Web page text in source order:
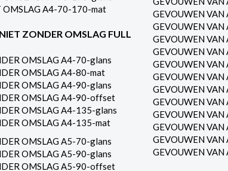
OMSLAG A4-70-170-mat
ZONDER OMSLAG FULL
OMSLAG A4-70-glans
OMSLAG A4-80-mat
OMSLAG A4-90-glans
OMSLAG A4-90-offset
OMSLAG A4-135-glans
OMSLAG A4-135-mat
OMSLAG A5-70-glans
OMSLAG A5-90-glans
OMSLAG A5-90-offset
GEVOUWEN
GEVOUWEN
GEVOUWEN
GEVOUWEN
GEVOUWEN
GEVOUWEN
GEVOUWEN
GEVOUWEN
GEVOUWEN
GEVOUWEN
GEVOUWEN
GEVOUWEN